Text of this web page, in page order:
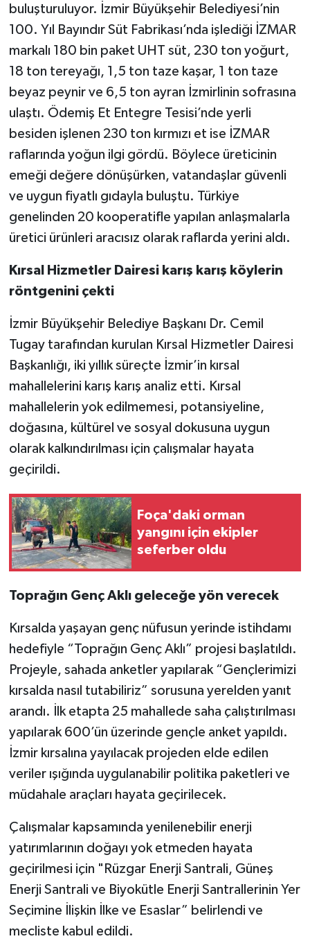
buluşturuluyor. İzmir Büyükşehir Belediyesi’nin
100. Yıl Bayındır Süt Fabrikası’nda işlediği İZMAR
markalı 180 bin paket UHT süt, 230 ton yoğurt,
18 ton tereyağı, 1,5 ton taze kaşar, 1 ton taze
beyaz peynir ve 6,5 ton ayran İzmirlinin sofrasına
ulaştı. Ödemiş Et Entegre Tesisi’nde yerli
besiden işlenen 230 ton kırmızı et ise İZMAR
raflarında yoğun ilgi gördü. Böylece üreticinin
emeği değere dönüşürken, vatandaşlar güvenli
ve uygun fiyatlı gıdayla buluştu. Türkiye
genelinden 20 kooperatifle yapılan anlaşmalarla
üretici ürünleri aracısız olarak raflarda yerini aldı.
Kırsal Hizmetler Dairesi karış karış köylerin
röntgenini çekti
İzmir Büyükşehir Belediye Başkanı Dr. Cemil
Tugay tarafından kurulan Kırsal Hizmetler Dairesi
Başkanlığı, iki yıllık süreçte İzmir’in kırsal
mahallelerini karış karış analiz etti. Kırsal
mahallelerin yok edilmemesi, potansiyeline,
doğasına, kültürel ve sosyal dokusuna uygun
olarak kalkındırılması için çalışmalar hayata
geçirildi.
Foça'daki orman
yangını için ekipler
seferber oldu
Toprağın Genç Aklı geleceğe yön verecek
Kırsalda yaşayan genç nüfusun yerinde istihdamı
hedefiyle “Toprağın Genç Aklı” projesi başlatıldı.
Projeyle, sahada anketler yapılarak “Gençlerimizi
kırsalda nasıl tutabiliriz” sorusuna yerelden yanıt
arandı. İlk etapta 25 mahallede saha çalıştırılması
yapılarak 600’ün üzerinde gençle anket yapıldı.
İzmir kırsalına yayılacak projeden elde edilen
veriler ışığında uygulanabilir politika paketleri ve
müdahale araçları hayata geçirilecek.
Çalışmalar kapsamında yenilenebilir enerji
yatırımlarının doğayı yok etmeden hayata
geçirilmesi için "Rüzgar Enerji Santrali, Güneş
Enerji Santrali ve Biyokütle Enerji Santrallerinin Yer
Seçimine İlişkin İlke ve Esaslar” belirlendi ve
mecliste kabul edildi.